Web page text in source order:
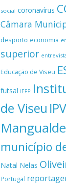
social coronavírus
Câmara
desporto economia
superior
Educação de Viseu
futsal IEFP
de Viseu IPV
Mangualde
município
Natal Nelas
Portugal